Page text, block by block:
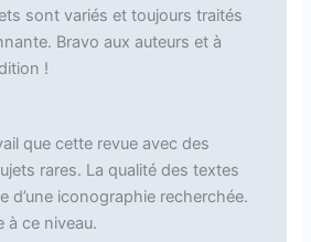
sont variés et toujours traités
Bravo aux auteurs et à
!
que cette revue avec des
rares. La qualité des textes
d’une iconographie recherchée.
à ce niveau.